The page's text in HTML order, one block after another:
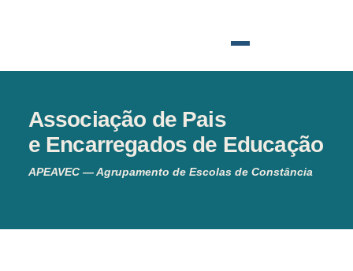
Associação de Pais
e Encarregados de Educação
APEAVEC — Agrupamento de Escolas de Constância